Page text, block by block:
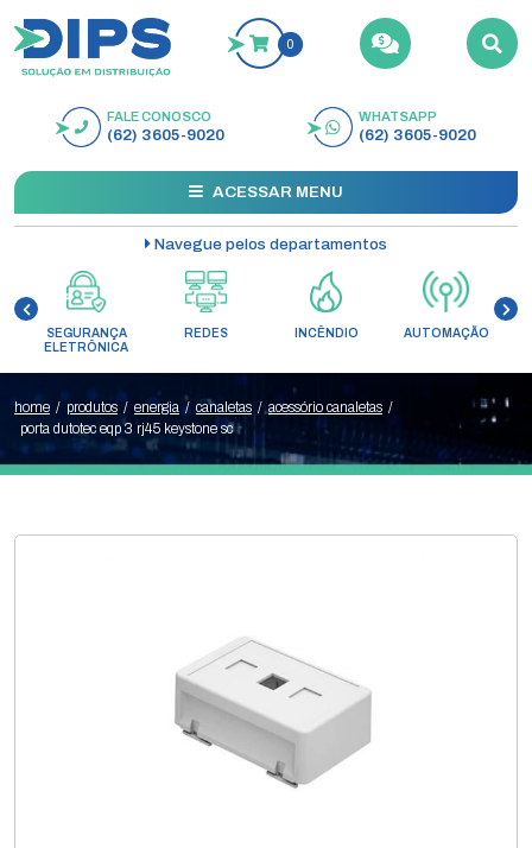
0
BUSCAR
FALE CONOSCO
(62) 3605-9020
WHATSAPP
(62) 3605-9020
ACESSAR MENU
Navegue pelos departamentos
SEGURANÇA
ELETRÔNICA
REDES INCÊNDIO AUTOMAÇÃO
home / produtos / energia / canaletas / acessório canaletas /
porta dutotec eqp 3 rj45 keystone sc